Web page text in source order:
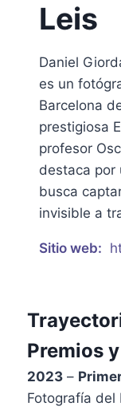
Leis
Daniel
es un
Barcelona
prestigiosa
profesor
destaca por
busca
invisible a
Premios
2023–
Fotografía del